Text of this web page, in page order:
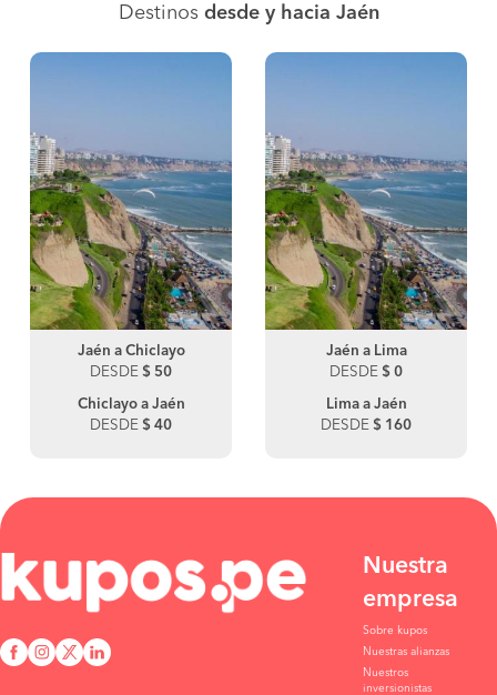
Destinos desde y hacia Jaén
Jaén a Chiclayo
DESDE $ 50
Chiclayo a Jaén
DESDE $ 40
Jaén a Lima
DESDE $ 0
Lima a Jaén
DESDE $ 160
Nuestra
empresa
Sobre kupos
Nuestras alianzas
Nuestros
inversionistas